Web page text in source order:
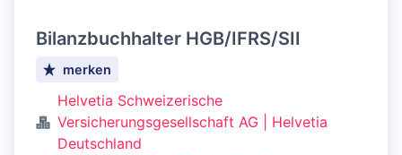
Bilanzbuchhalter HGB/IFRS/SII
merken
Helvetia Schweizerische
Versicherungsgesellschaft AG | Helvetia
Deutschland